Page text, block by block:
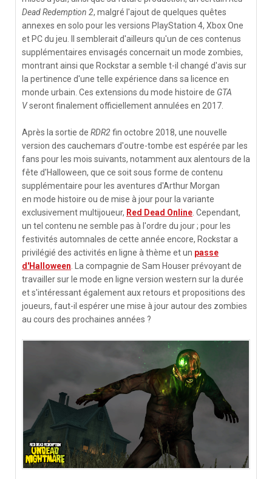
Dead Redemption 2, malgré l'ajout de quelques quêtes
annexes en solo pour les versions PlayStation 4, Xbox One
et PC du jeu. Il semblerait d'ailleurs qu'un de ces contenus
supplémentaires envisagés concernait un mode zombies,
montrant ainsi que Rockstar a semble t-il changé d'avis sur
la pertinence d'une telle expérience dans sa licence en
monde urbain. Ces extensions du mode histoire de GTA
Vseront finalement officiellement annulées en 2017.
Après la sortie de RDR2fin octobre 2018, une nouvelle
version des cauchemars d'outre-tombe est espérée par les
fans pour les mois suivants, notamment aux alentours de la
fête d'Halloween, que ce soit sous forme de contenu
supplémentaire pour les aventures d'Arthur Morgan
en mode histoire ou de mise à jour pour la variante
exclusivement multijoueur, Red Dead Online. Cependant,
un tel contenu ne semble pas à l'ordre du jour ; pour les
festivités automnales de cette année encore, Rockstar a
privilégié des activités en ligne à thème et un passe
d'Halloween. La compagnie de Sam Houser prévoyant de
travailler sur le mode en ligne version western sur la durée
et s'intéressant également aux retours et propositions des
joueurs, faut-il espérer une mise à jour autour des zombies
au cours des prochaines années ?